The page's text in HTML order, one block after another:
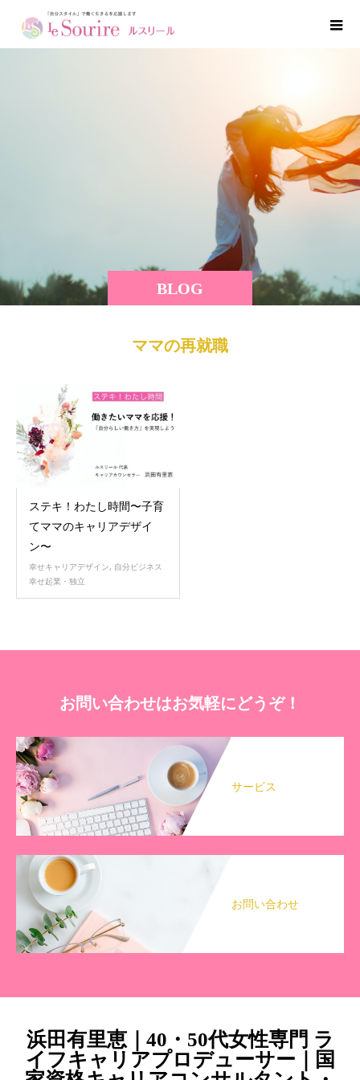
BLOG
ママの再就職
ステキ！わたし時間〜子育
てママのキャリアデザイ
ン〜
幸せキャリアデザイン, 自分ビジネス
幸せ起業・独立
お問い合わせはお気軽にどうぞ！
サービス
お問い合わせ
浜田有里恵｜40・50代女性専門 ラ
イフキャリアプロデューサー｜国